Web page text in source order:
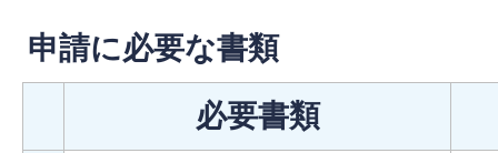
申請に必要な書類
必要書類